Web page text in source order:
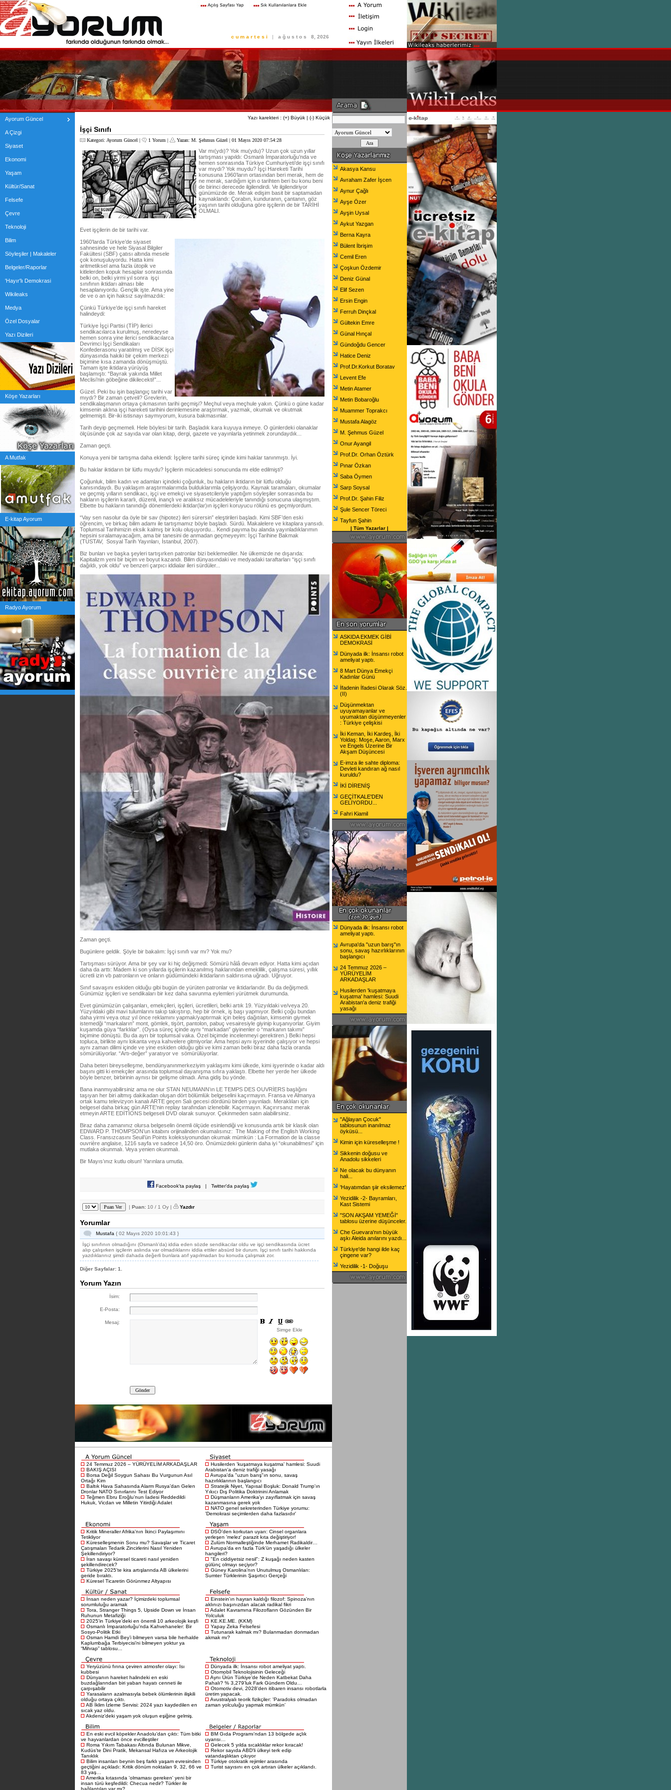
c u m a r t e s i | a ğ u s t o s 8, 2026
Ayorum Güncel
A Çizgi
Siyaset
Ekonomi
Yaşam
Kültür/Sanat
Felsefe
Çevre
Teknoloji
Bilim
Söyleşiler | Makaleler
Belgeler/Raporlar
'Hayır'lı Demokrasi
Wikileaks
Medya
Özel Dosyalar
Yazı Dizileri
Köşe Yazarları
A Mutfak
E-kitap Ayorum
Radyo Ayorum
Yazı karekteri : (+) Büyük | (-) Küçük
İşçi Sınıfı
Kategori: Ayorum Güncel | 1 Yorum | Yazan: M. Şehmus Güzel | 01 Mayıs 2020 07:54:28
Var mı(ydı)? Yok mu(ydu)? Uzun çok uzun yıllar
tartışması yapıldı: Osmanlı İmparatorluğu’nda ve
hemen sonrasında Türkiye Cumhuriyeti’de işçi sınıfı
var mıydı? Yok muydu? İşçi Hareketi Tarihi
konusuna 1960’ların ortasından beri merak, hem de
ne merak, sardığım için o tarihten beri bu konu beni
de birinci derecede ilgilendirdi. Ve ilgilendiriyor
günümüzde de. Merak edişim basit bir saptamadan
kaynaklandı: Çorabın, kunduranın, çantanın, göz
yaşının tarihi olduğuna göre işçilerin de bir TARİHİ
OLMALI.
Evet işçilerin de bir tarihi var.
1960’larda Türkiye’de siyaset
sahnesinde ve hele Siyasal Bilgiler
Fakültesi (SBF) çatısı altında mesele
çok konuşuluyordu. Hatta kimi
aritmetiksel ama fazla ütopik ve
kitlelerden kopuk hesaplar sonrasında
belki on, belki yirmi yıl sonra işçi
sınıfının iktidarı alması bile
hesaplanıyordu. Gençlik işte. Ama yine
de ve o an için haksız sayılmazdık:
Çünkü Türkiye’de işçi sınıfı hareket
halindeydi:
Türkiye İşçi Partisi (TİP) ilerici
sendikacılarca kurulmuş, neredeyse
hemen sonra yine ilerici sendikacılarca
Devrimci İşçi Sendikaları
Konfederasonu yaratılmış ve DİSK işçi
dünyasında hakiki bir çekim merkezi
biçimine kısa zamanda dönüşmüştü.
Tamam işte iktidara yürüyüş
başlamıştı: “Bayrak yakında Millet
Meclisi’nin göbeğine dikilecekti!”...
Güzel. Peki bu işin başlangıç tarihi var
mıydı? Bir zaman çetveli? Grevlerin,
sendikalaşmanın ortaya çıkmasının tarihi geçmişi? Meçhul veya meçhule yakın. Çünkü o güne kadar
kimsenin aklına işçi hareketi tarihini derinlemesine araştırmak, yazmak, okumak ve okutmak
gelmemişti. Bir-iki istisnayı saymıyorum, kusura bakmasınlar.
Tarih deyip geçmemeli. Hele böylesi bir tarih. Başladık kara kuyuya inmeye. O günlerdeki olanaklar
ölçüsünde çok az sayıda var olan kitap, dergi, gazete ve yayınlarla yetinmek zorundaydık...
Zaman geçti.
Konuya yeni bir tartışma daha eklendi: İşçilere tarihi süreç içinde kimi haklar tanınmıştı. İyi.
Bu haklar iktidarın bir lütfu muydu? İşçilerin mücadelesi sonucunda mı elde edilmişti?
Çoğunluk, bilim kadın ve adamları içindeki çoğunluk, bu hakların iktidarın bir lütfu olduğu
kanısındaydı. Bu yaklaşım araştırmalarımda bulduklarımla çelişiyordu. Kaynak taramaları, okumalar
ve geçmiş yılların sendikacı, işçi ve emekçi ve siyasetcileriyle yaptığım söyleşiler sonrasında bu
hakların işçilerin kararlı, düzenli, inançlı ve aralıksız mücadeleleriyle tanındığı sonucuna ulaşmıştım.
Elbette bu hakların tanındığı dönemlerdeki iktidar(lar)ın işçileri koruyucu rölünü es geçmiyordum.
“Vay sen nasolur da öyle bir sav (hipotez) ileri sürersin” eleştirileri başladı. Kimi SBF’den eski
öğrencim, ve birkaç bilim adamı ile tartışmamız böyle başladı. Sürdü. Makalelere ve kitaplara yansıdı.
Toplumsal Tarihimizin eksik kalmış bir kolu oluşuyordu... Kendi payıma bu alanda yayınladıklarımın
hepsini sıralamayacağım, ama bir tanesini de anmadan geçmeyeyim: İşçi Tarihine Bakmak
(TÜSTAV, Sosyal Tarih Yayınları, İstanbul, 2007).
Biz bunları ve başka şeyleri tartışırken patronlar bizi beklemediler. Ne ülkemizde ne dışarıda:
Kapitalizm yeni bir biçim ve boyut kazandı. Bilim dünyasındaki ve medyadaki taraftarları “işçi sınıfı
dağıldı, yok oldu” ve benzeri çarpıcı iddialar ileri sürdüler...
Zaman geçti.
Bugünlere geldik. Şöyle bir bakalım: İşçi sınıfı var mı? Yok mu?
Tartışması sürüyor. Ama bir şey var ki hiç değişmedi: Sömürü hâlâ devam ediyor. Hatta kimi açıdan
daha da arttı: Madem ki son yıllarda işçilerin kazanılmış haklarından emeklilik, çalışma süresi, yıllık
ücretli izin vb patronların ve onların güdümündeki iktidarların saldırısına uğradı. Uğruyor.
Sınıf savaşını eskiden olduğu gibi bugün de yürüten patronlar ve iktidarlarıdır. Bu da değişmedi.
Günümüz işçileri ve sendikaları bir kez daha savunma eylemleri yürütmek durumunda.
Evet günümüzün çalışanları, emekçileri, işçileri, ücretlileri, belki artık 19. Yüzyıldaki ve/veya 20.
Yüzyıldaki gibi mavi tulumlarını takıp takıştırıp, hep bir örnek, iş başı yapmıyor. Belki çoğu bundan
daha yirmi veya otuz yıl önce reklamını yapmak/yaptırmak için beleş dağıtılan, kimsenin giymek
istemedği “markaların” mont, gömlek, tişört, pantolon, pabuç vesairesiyle giyinip kuşanıyorlar. Giyim
kuşamda güya “farklılar”. (Oysa süreç içinde aynı “markadan” giyinenler o “markanın takımı”
biçimine dönüştü. Bu da ayrı bir toplumsal vaka. Özel biçimde incelenmeyi gerektiren.) Belki hepsi
topluca, birlikte aynı lokanta veya kahvelere gitmiyorlar. Ama hepsi aynı işyerinde çalışıyor ve hepsi
aynı zaman dilimi içinde ve yine eskiden olduğu gibi ve kimi zaman belki biraz daha fazla oranda
sömürülüyorlar. “Artı-değer” yaratıyor ve sömürülüyorlar.
Daha beteri bireyselleşme, bendünyanınmerkeziyim yaklaşımı kimi ülkede, kimi işyerinde o kadar aldı
başını gitti ki emekçiler arasında toplumsal dayanışma sıfıra yaklaştı. Elbette her yerde her ülkede
böyle benzer, birbirinin aynısı bir gelişme olmadı. Ama gidiş bu yönde.
Bana inanmıyabilirsiniz ama ne olur STAN NEUMANN’ın LE TEMPS DES OUVRİERS başlığını
taşıyan her biri altmış dakikadan oluşan dört bölümlük belgeselini kaçırmayın. Fransa ve Almanya
ortak kamu televizyon kanalı ARTE geçen Salı gecesi dördünü birden yayınladı. Meraklıları için
belgesel daha birkaç gün ARTE’nin replay tarafından izlenebilir. Kaçırmayın. Kaçırırsanız merak
etmeyin ARTE EDİTİONS belgeseli DVD olarak sunuyor. Çekinmeden satın alabilirsiniz.
Biraz daha zamanınız olursa belgeselin önemli ölçüde esinlendiği ve konusunda artık bir klasik olan
EDWARD P. THOMPSON’un kitabını orijinalinden okumalısınız: The Making of the English Working
Class. Fransızcasını Seuil’ün Points koleksiyonundan okumak mümkün : La Formation de la classe
ouvrière anglaise, 1216 sayfa ve sadece 14,50 öro. Önümüzdeki günlerin daha iyi “okunabilmesi” için
mutlaka okunmalı. Veya yenien okunmalı.
Bir Mayıs’ınız kutlu olsun! Yarınlara umutla.
Facebook'ta paylaş | Twitter'da paylaş
| Puan: 10 / 1 Oy | Yazdır
Yorumlar
Mustafa { 02 Mayıs 2020 10:01:43 }
İşçi sınıfının olmadığını (Osmanlı'da) iddia eden sözde sendikacılar oldu ve işçi sendikasında ücret
alıp çalışırken işçilerin aslında var olmadıklarını iddia ettiler absürd bir durum. İşçi sınıfı tarihi hakkında
yazdıklarınız şimdi dahada değerli bunlara atıf yapılmadan bu konuda çalışmak zor.
Diğer Sayfalar: 1.
Yorum Yazın
İsim:
E-Posta:
Mesaj:
Simge Ekle
24 Temmuz 2026 – YÜRÜYELİM ARKADAŞLAR
BAKIŞ AÇISI
Borsa Değil Soygun Sahası Bu Vurgunun Asıl
Ortağı Kim
Baltık Hava Sahasında Alarm Rusya’dan Gelen
Dronlar NATO Sınırlarını Test Ediyor
Teğmen Ebru Eroğlu’nun İadesi Reddedildi
Hukuk, Vicdan ve Milletin Yitirdiği Adalet
Husilerden 'kuşatmaya kuşatma' hamlesi: Suudi
Arabistan'a deniz trafiği yasağı
Avrupa'da "uzun barış"ın sonu, savaş
hazırlıklarının başlangıcı
Stratejik Niyet, Yapısal Boşluk: Donald Trump'ın
Yıkıcı Dış Politika Doktrinini Anlamak
Düşmanların Amerika'yı zayıflatmak için savaş
kazanmasına gerek yok
NATO genel sekreterinden Türkiye yorumu:
'Demokrasi seçimlerden daha fazlasıdır'
Kritik Mineraller Afrika'nın İkinci Paylaşımını
Tetikliyor
Küreselleşmenin Sonu mu? Savaşlar ve Ticaret
Çatışmaları Tedarik Zincirlerini Nasıl Yeniden
Şekillendiriyor?
İran savaşı küresel ticareti nasıl yeniden
şekillendirecek?
Türkiye 2025'te kira artışlarında AB ülkelerini
geride bıraktı.
Küresel Ticaretin Görünmez Altyapısı
DSÖ’den korkutan uyarı: Cinsel organlara
yerleşen 'melez' parazit kıta değiştiriyor!
Zulüm Normalleştiğinde Merhamet Radikaldir…
Avrupa’da en fazla Türk’ün yaşadığı ülkeler
hangileri?
"En ciddiyetsiz nesil": Z kuşağı neden kasten
gülünç olmayı seçiyor?
Güney Karolina'nın Unutulmuş Osmanlıları:
Sumter Türklerinin Şaşırtıcı Gerçeği
İnsan neden yazar? İçimizdeki toplumsal
sorumluluğu aramak
Tora, Stranger Things 5, Upside Down ve İnsan
Ruhunun Metafiziği
2025'in Türkiye’deki en önemli 10 arkeolojik keşfi
Osmanlı İmparatorluğu'nda Kahvehaneler: Bir
Sosyo-Politik Etki
Osman Hamdi Bey’i bilmeyen varsa bile herhalde
Kaplumbağa Terbiyecisi’ni bilmeyen yoktur ya
“Mihrap” tablosu...
Einstein'ın hayran kaldığı filozof: Spinoza'nın
aklınızı başınızdan alacak radikal fikri
Adalet Kavramına Filozofların Gözünden Bir
Yolculuk
KE.KE.ME. (KKM)
Yapay Zeka Felsefesi
Tutunarak kalmak mı? Bulanmadan donmadan
akmak mı?
Yeryüzünü fırına çeviren atmosfer olayı: Isı
kubbesi
Dünyanın hareket halindeki en eski
buzdağlarından biri yaban hayatı cenneti ile
çarpışabilir
Yarasaların azalmasıyla bebek ölümlerinin ilişkili
olduğu ortaya çıktı.
AB İklim İzleme Servisi: 2024 yazı kaydedilen en
sıcak yaz oldu.
Akdeniz'deki yaşam yok oluşun eşiğine gelmiş.
Dünyada ilk: İnsansı robot ameliyat yaptı.
Otomobil Teknolojisinin Geleceği
Aynı Ürün Türkiye’de Neden Katbekat Daha
Pahalı? % 3,279’luk Fark Gündem Oldu…
Otomotiv devi, 2028'den itibaren insansı robotlarla
üretim yapacak.
Avustralyalı teorik fizikçiler: 'Paradoks olmadan
zaman yolculuğu yapmak mümkün'
En eski evcil köpekler Anadolu'dan çıktı: Tüm bitki
ve hayvanlardan önce evcilleştiler
Roma Yıkım Tabakası Altında Bulunan Mikve,
Kudüs’te Dini Pratik, Mekansal Hafıza ve Arkeolojik
Tanıklık
Bilim insanları beynin beş farklı yaşam evresinden
geçtiğini açıkladı: Kritik dönüm noktaları 9, 32, 66 ve
83 yaş…
Amerika kıtasında 'olmaması gereken' yeni bir
insan türü keşfedildi: Checua nedir? Türkler ile
bağlantıları var mı?
BM Gıda Programı'ndan 13 bölgede açlık
uyarısı…
Gelecek 5 yılda sıcaklıklar rekor kıracak!
Rekor sayıda ABD'li ülkeyi terk edip
vatandaşlıktan çıkıyor
Türkiye otokratik rejimler arasında
Turist sayısını en çok artıran ülkeler açıklandı.
Akasya Kansu
Avraham Zafer İşcen
Aynur Çağlı
Ayşe Özer
Ayşin Uysal
Aykut Yazgan
Berna Kayra
Bülent İbrişim
Cemil Eren
Çoşkun Özdemir
Deniz Günal
Elif Sezen
Ersin Engin
Ferruh Dinçkal
Gültekin Emre
Günal Hınçal
Gündoğdu Gencer
Hatice Deniz
Prof.Dr.Korkut Boratav
Levent Efe
Metin Atamer
Metin Bobaroğlu
Muammer Toprakcı
Mustafa Alagöz
M. Şehmus Güzel
Onur Ayangil
Prof.Dr. Orhan Öztürk
Pınar Özkan
Saba Öymen
Sarp Soysal
Prof.Dr. Şahin Filiz
Şule Sencer Töreci
Tayfun Şahin
| Tüm Yazarlar |
ASKIDA EKMEK GİBİ
DEMOKRASİ
Dünyada ilk: İnsansı robot
ameliyat yaptı.
8 Mart Dünya Emekçi
Kadınlar Günü
İfadenin İfadesi Olarak Söz.
(II)
Düşünmektan
uyuyamayanlar ve
uyumaktan düşünmeyenler
: Türkiye çelişkisi
İki Keman, İki Kardeş, İki
Yoldaş: Moşe, Aaron, Marx
ve Engels Üzerine Bir
Akşam Düşüncesi
E-imza ile sahte diploma:
Devleti kandıran ağ nasıl
kuruldu?
İKİ DİRENİŞ
GEÇİTKALE'DEN
GELİYORDU...
Fahri Kiamil
Dünyada ilk: İnsansı robot
ameliyat yaptı.
Avrupa'da "uzun barış"ın
sonu, savaş hazırlıklarının
başlangıcı
24 Temmuz 2026 –
YÜRÜYELİM
ARKADAŞLAR
Husilerden 'kuşatmaya
kuşatma' hamlesi: Suudi
Arabistan'a deniz trafiği
yasağı
"Ağlayan Çocuk"
tablosunun inanılmaz
öyküsü...
Kimin için küreselleşme !
Sikkenin doğusu ve
Anadolu sikkeleri
Ne olacak bu dünyanın
hali...
'Hayatımdan şiir eksilemez'
Yezidilik -2- Bayramları,
Kast Sistemi
"SON AKŞAM YEMEĞİ"
tablosu üzerine düşünceler.
Che Guevara'nın büyük
aşkı Aleida anılarını yazdı...
Türkiye'de hangi ilde kaç
çingene var?
Yezidilik -1- Doğuşu